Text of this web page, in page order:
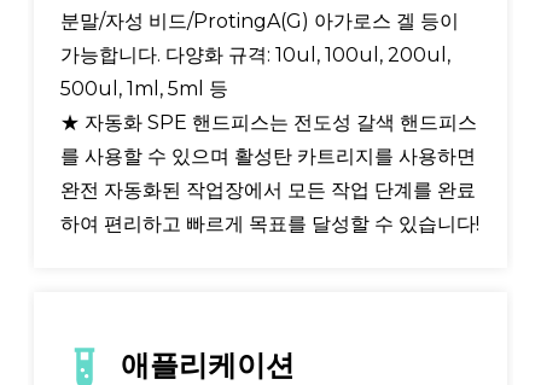
분말/자성 비드/ProtingA(G) 아가로스 겔 등이
가능합니다. 다양화 규격: 10ul, 100ul, 200ul,
500ul, 1ml, 5ml 등
★ 자동화 SPE 핸드피스는 전도성 갈색 핸드피스
를 사용할 수 있으며 활성탄 카트리지를 사용하면
완전 자동화된 작업장에서 모든 작업 단계를 완료
하여 편리하고 빠르게 목표를 달성할 수 있습니다!
애플리케이션